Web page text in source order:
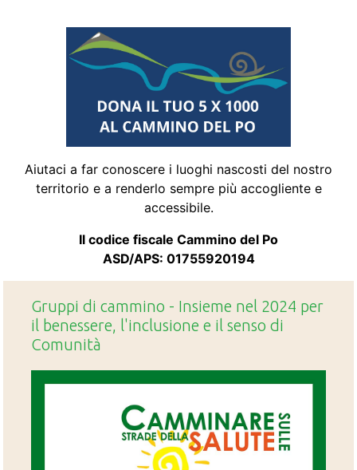
Aiutaci a far conoscere i luoghi nascosti del nostro
territorio e a renderlo sempre più accogliente e
accessibile.
Il codice fiscale Cammino del Po
ASD/APS: 01755920194
Gruppi di cammino - Insieme nel 2024 per
il benessere, l'inclusione e il senso di
Comunità